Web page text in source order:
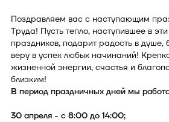
Поздравляем вас с наступающим
Труда! Пусть тепло, наступившее в
праздников, подарит радость в душе,
веру в успех любых начинаний!
жизненной энергии, счастья и
близким!
В период праздничных дней мы
30 апреля - с 8:00 до 14:00;